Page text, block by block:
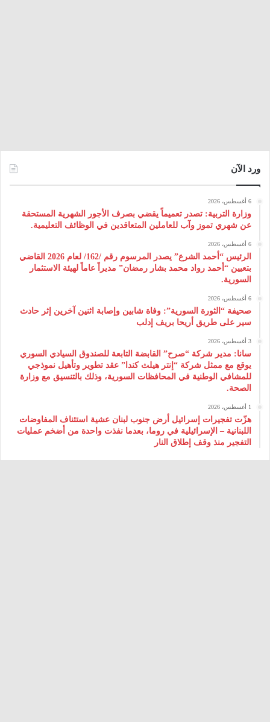
ورد الآن
6 أغسطس، 2026
وزارة التربية: تصدر تعميماً يقضي بصرف الأجور الشهرية المستحقة
عن شهري تموز وآب للعاملين المتعاقدين في الوظائف التعليمية.
6 أغسطس، 2026
الرئيس “أحمد الشرع” يصدر المرسوم رقم /162/ لعام 2026 ‌القاضي
بتعيين “أحمد رواد محمد بشار رمضان” مديراً عاماً لهيئة ‌الاستثمار
السورية.
6 أغسطس، 2026
صحيفة “الثورة السورية”: وفاة شابين وإصابة اثنين آخرين إثر حادث
سير على طريق أريحا بريف إدلب
3 أغسطس، 2026
سانا: مدير شركة “صرح” القابضة التابعة للصندوق السيادي السوري
يوقع مع ممثل شركة “إنتر هيلث كندا” عقد تطوير وتأهيل نموذجي
للمشافي الوطنية في المحافظات السورية، وذلك بالتنسيق مع وزارة
الصحة.
1 أغسطس، 2026
هزّت تفجيرات إسرائيل أرض جنوب لبنان عشية استئناف المفاوضات
اللبنانية – الإسرائيلية في روما، بعدما نفذت واحدة من أضخم عمليات
التفجير منذ وقف إطلاق النار